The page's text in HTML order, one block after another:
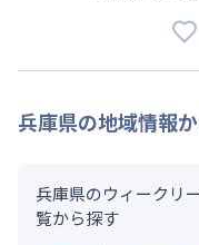
兵庫県の地域情報
兵庫県のウィークリ
覧から探す